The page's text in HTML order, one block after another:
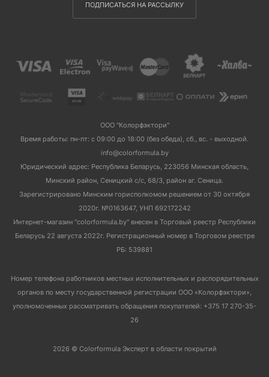
ПОДПИСАТЬСЯ НА РАССЫЛКУ
ООО "Колорфэктори"
Время работы: пн-пт: с 09:00 до 18:00 (без обеда), сб., вс. - выходной.
info@colorformula.by
Юридический адрес: Республика Беларусь, 223056 Минская область,
Минский район, Сеницкий с/с, 68/3, район аг. Сеница.
Зарегистрировано Минским горисполкомом решением от 30 октября
2020г. №0163647, УНП 692172242
Интернет-магазин "colorformula.by" внесен в Торговый реестр Республики
Беларусь 22 августа 2022г. Регистрационный номер в Торговом реестре
РБ: 539881
Номер телефона работников местных исполнительных и распорядительных
органов по месту государственной регистрации ООО «Колорфэктори»,
уполномоченных рассматривать обращения покупателей: +375 17 270-35-
26
2026 © Colorformula Эксперт в области покрытий